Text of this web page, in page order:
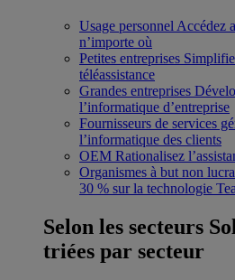
Usage personnel Accédez
n’importe où
Petites entreprises
téléassistance
Grandes entreprises
l’informatique d’entreprise
Fournisseurs de services
l’informatique des clients
OEM Rationalisez
Organismes à but non
30 % sur la technologie
Selon les secteurs
triées par secteur